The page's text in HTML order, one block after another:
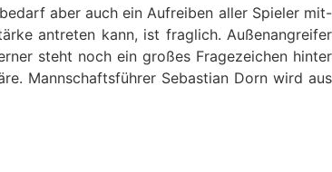
aber auch ein Aufreiben aller Spieler mit-
antreten kann, ist fraglich. Außenangreifer
steht noch ein großes Fragezeichen hinter
Mannschaftsführer Sebastian Dorn wird aus